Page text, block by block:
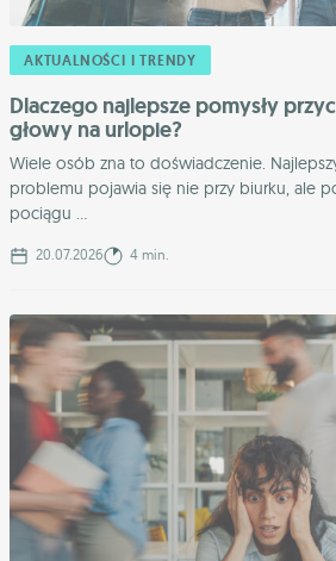
AKTUALNOŚCI I TRENDY
Dlaczego najlepsze pomysły
głowy na urlopie?
Wiele osób zna to doświadczenie.
problemu pojawia się nie przy biurku, ale
pociągu ...
20.07.2026 4 min.